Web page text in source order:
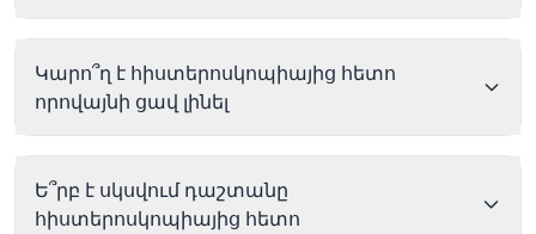
Կարո՞ղ է հիստերոսկոպիայից հետո
որովայնի ցավ լինել
Ե՞րբ է սկսվում դաշտանը
հիստերոսկոպիայից հետո